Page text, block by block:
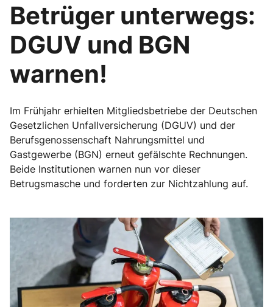
Betrüger unterwegs:
DGUV und BGN
warnen!
Im Frühjahr erhielten Mitgliedsbetriebe der Deutschen
Gesetzlichen Unfallversicherung (DGUV) und der
Berufsgenossenschaft Nahrungsmittel und
Gastgewerbe (BGN) erneut gefälschte Rechnungen.
Beide Institutionen warnen nun vor dieser
Betrugsmasche und forderten zur Nichtzahlung auf.